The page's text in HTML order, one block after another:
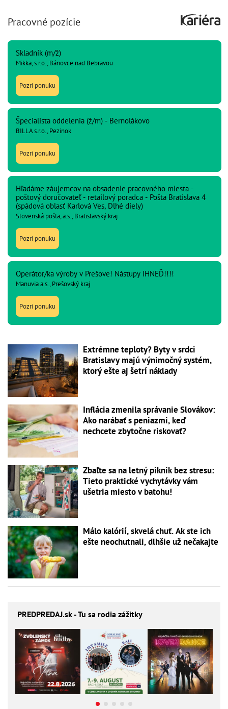
Pracovné pozície
Skladník (m/ž)
Mikka, s.r.o., Bánovce nad Bebravou
Pozri ponuku
Špecialista oddelenia (ž/m) - Bernolákovo
BILLA s.r.o., Pezinok
Pozri ponuku
Hľadáme záujemcov na obsadenie pracovného miesta -
poštový doručovateľ - retailový poradca - Pošta Bratislava 4
(spádová oblasť Karlová Ves, Dlhé diely)
Slovenská pošta, a.s., Bratislavský kraj
Pozri ponuku
Operátor/ka výroby v Prešove! Nástupy IHNEĎ!!!!
Manuvia a.s., Prešovský kraj
Pozri ponuku
Extrémne teploty? Byty v srdci
Bratislavy majú výnimočný systém,
ktorý ešte aj šetrí náklady
Inflácia zmenila správanie Slovákov:
Ako narábať s peniazmi, keď
nechcete zbytočne riskovať?
Zbaľte sa na letný piknik bez stresu:
Tieto praktické vychytávky vám
ušetria miesto v batohu!
Málo kalórií, skvelá chuť. Ak ste ich
ešte neochutnali, dlhšie už nečakajte
PREDPREDAJ.sk - Tu sa rodia zážitky